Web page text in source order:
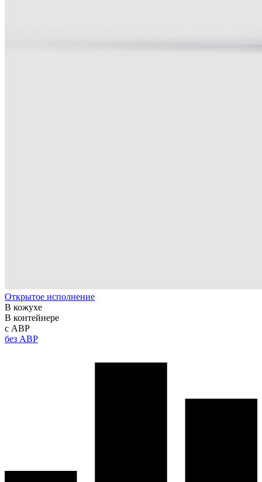
Открытое исполнение
В кожухе
В контейнере
с АВР
без АВР